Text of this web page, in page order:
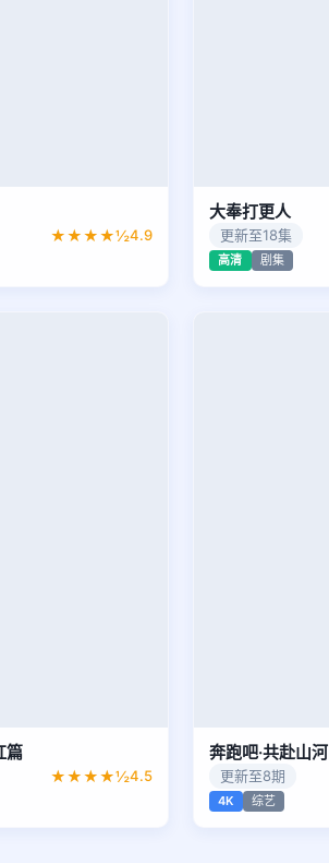
★★★★½4.9
大奉打更人
更新至18集
高清 剧集
篇
★★★★½4.5
奔跑吧·共赴山河
更新至8期
4K 综艺